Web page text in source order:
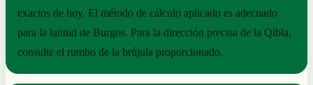
exactos de hoy. El método de cálculo aplicado es adecuado
para la latitud de Burgos. Para la dirección precisa de la Qibla,
consulte el rumbo de la brújula proporcionado.